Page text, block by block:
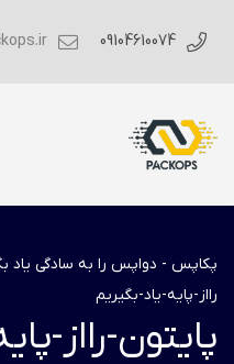
پکاپس - دواپس را به سادگی یاد
رااز-پایه-یاد-بگیریم
پایتون-رااز-